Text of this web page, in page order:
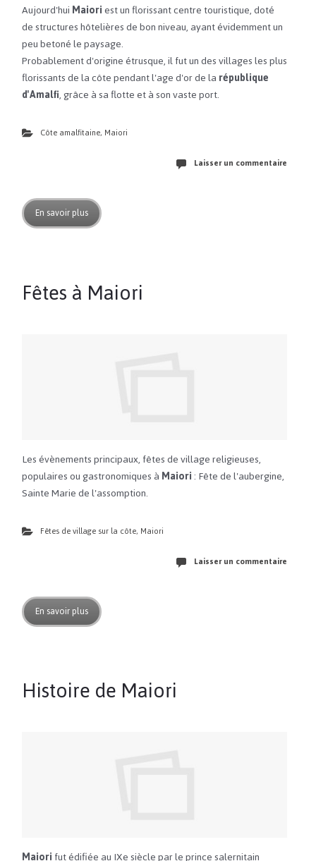
Aujourd'huiMaioriest un florissant centre touristique, doté
de structures hôtelières de bon niveau, ayant évidemment un
peu betoné le paysage.
Probablement d'origine étrusque, il fut un des villages les plus
florissants de la côte pendant l'age d'or de larépublique
d'Amalfi, grâce à sa flotte et à son vaste port.
Côte amalfitaine, Maiori
Laisser un commentaire
En savoir plus
Fêtes à Maiori
Les évènements principaux, fêtes de village religieuses,
populaires ou gastronomiques àMaiori: Fête de l'aubergine,
Sainte Marie de l'assomption.
Fêtes de village sur la côte, Maiori
Laisser un commentaire
En savoir plus
Histoire de Maiori
Maiorifut édifiée au IXe siècle par le prince salernitain